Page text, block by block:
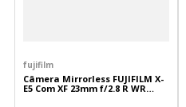
fujifilm
Câmera Mirrorless FUJIFILM X-
E5 Com XF 23mm f/2.8 R WR